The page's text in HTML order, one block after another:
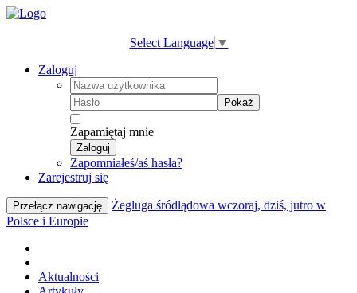
Select Language ▼
Zaloguj
Pokaż
Zapamiętaj mnie
Zaloguj
Zapomniałeś/aś hasła?
Zarejestruj się
Przełącz nawigację
Żegluga śródlądowa wczoraj, dziś, jutro w
Polsce i Europie
Aktualności